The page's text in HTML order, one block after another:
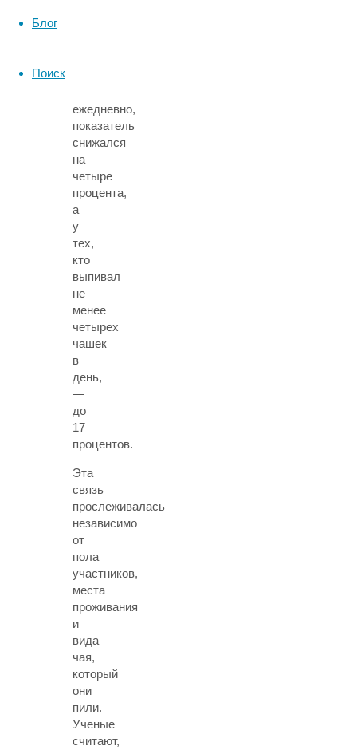
Блог
Поиск
ежедневно,
показатель
снижался
на
четыре
процента,
а
у
тех,
кто
выпивал
не
менее
четырех
чашек
в
день,
—
до
17
процентов.
Эта
связь
прослеживалась
независимо
от
пола
участников,
места
проживания
и
вида
чая,
который
они
пили.
Ученые
считают,